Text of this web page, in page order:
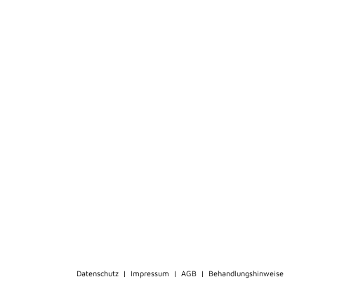
Datenschutz | Impressum | AGB | Behandlungshinweise